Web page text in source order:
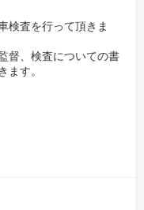
検査を行って頂きま
督、検査についての書
ます。